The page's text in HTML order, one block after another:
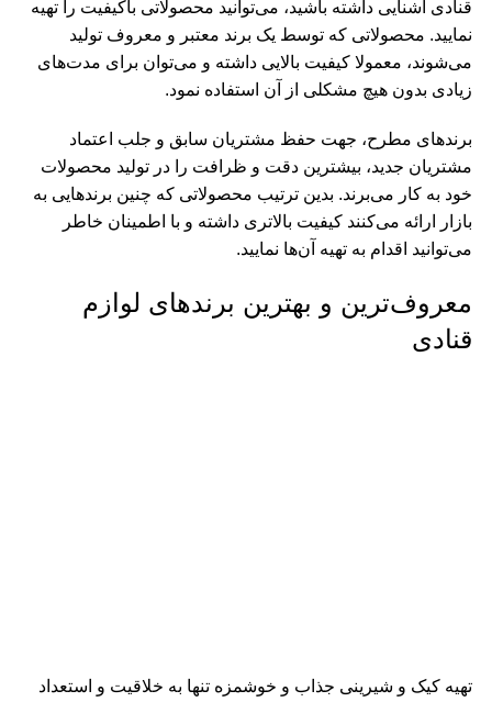
قنادی آشنایی داشته باشید، می‌توانید محصولاتی باکیفیت را تهیه
نمایید. محصولاتی که توسط یک برند معتبر و معروف تولید
می‌شوند، معمولا کیفیت بالایی داشته و می‌توان برای مدت‌های
زیادی بدون هیچ مشکلی از آن استفاده نمود.
برندهای مطرح، جهت حفظ مشتریان سابق و جلب اعتماد
مشتریان جدید، بیشترین دقت و ظرافت را در تولید محصولات
خود به کار می‌برند. بدین ترتیب محصولاتی که چنین برندهایی به
بازار ارائه می‌کنند کیفیت بالاتری داشته و با اطمینان خاطر
می‌توانید اقدام به تهیه آن‌ها نمایید.
معروف‌ترین و بهترین برندهای لوازم
قنادی
تهیه کیک و شیرینی جذاب و خوشمزه تنها به خلاقیت و استعداد